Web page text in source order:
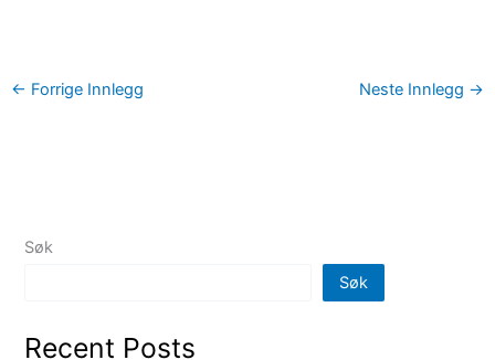
← Forrige Innlegg Neste Innlegg →
Søk
Søk
Recent Posts